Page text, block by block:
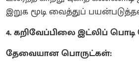
இறுக மூடி வைத்துப்
4. கறிவேப்பிலை இட்லிப் பொடி
தேவையான பொருட்கள்: